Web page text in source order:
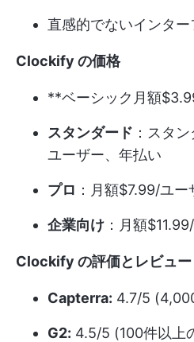
直感的でないインター
Clockify の価格
**ベーシック月額
スタンダード ：スタ
ユーザー、年払い
プロ ：月額$7.99/ユ
企業向け ：月額
Clockify の評価とレビュー
Capterra: 4.7/5
G2: 4.5/5 (100件以上